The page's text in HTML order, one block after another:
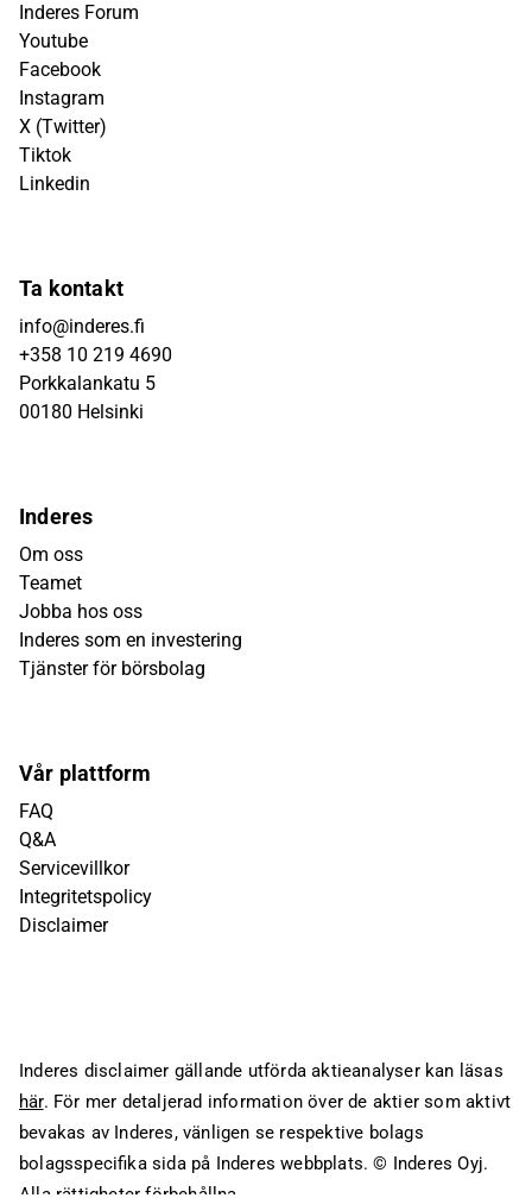
Inderes Forum
Youtube
Facebook
Instagram
X (Twitter)
Tiktok
Linkedin
Ta kontakt
info@inderes.fi
+358 10 219 4690
Porkkalankatu 5
00180 Helsinki
Inderes
Om oss
Teamet
Jobba hos oss
Inderes som en investering
Tjänster för börsbolag
Vår plattform
FAQ
Q&A
Servicevillkor
Integritetspolicy
Disclaimer
Inderes disclaimer gällande utförda aktieanalyser kan läsas
här. För mer detaljerad information över de aktier som aktivt
bevakas av Inderes, vänligen se respektive bolags
bolagsspecifika sida på Inderes webbplats. © Inderes Oyj.